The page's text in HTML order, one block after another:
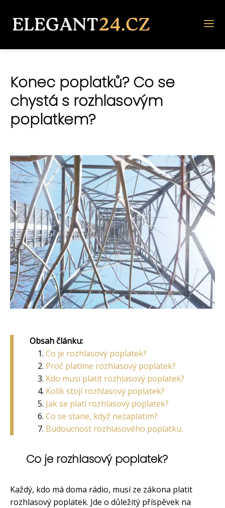
Konec poplatků? Co se
chystá s rozhlasovým
poplatkem?
Obsah článku:
Co je rozhlasový poplatek?
Proč platíme rozhlasový poplatek?
Kdo musí platit rozhlasový poplatek?
Kolik stojí rozhlasový poplatek?
Jak se platí rozhlasový poplatek?
Co se stane, když nezaplatím?
Budoucnost rozhlasového poplatku.
Co je rozhlasový poplatek?
Každý, kdo má doma rádio, musí ze zákona platit
rozhlasový poplatek. Jde o důležitý příspěvek na